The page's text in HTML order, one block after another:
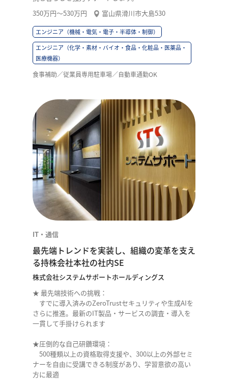
350万円〜530万円
富山県滑川市大島530
エンジニア（機械・電気・電子・半導体・制御）
エンジニア（化学・素材・バイオ・食品・化粧品・医薬品・
医療機器）
食事補助／従業員専用駐車場／自動車通勤OK
IT・通信
最先端トレンドを実装し、組織の変革を支え
る持株会社本社の社内SE
株式会社システムサポートホールディングス
★ 最先端技術への挑戦：
すでに導入済みのZeroTrustセキュリティや生成AIを
さらに推進。最新のIT製品・サービスの調査・導入を
一貫して手掛けられます
★圧倒的な自己研鑽環境：
500種類以上の資格取得支援や、300以上の外部セミ
ナーを自由に受講できる制度があり、学習意欲の高い
方に最適